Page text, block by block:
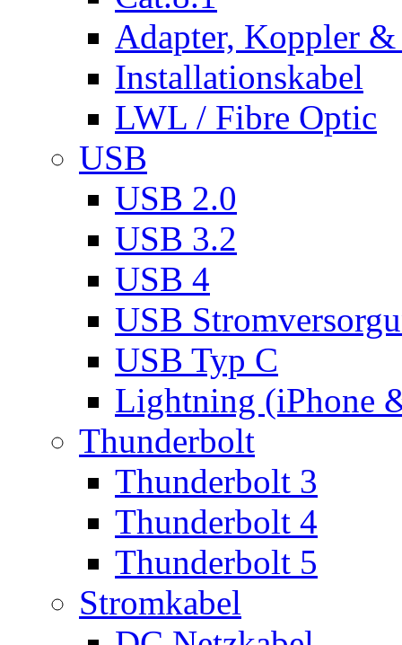
Adapter, Koppler &
Installationskabel
LWL / Fibre Optic
USB
USB 2.0
USB 3.2
USB 4
USB
USB Typ C
Lightning (iPhone
Thunderbolt
Thunderbolt 3
Thunderbolt 4
Thunderbolt 5
Stromkabel